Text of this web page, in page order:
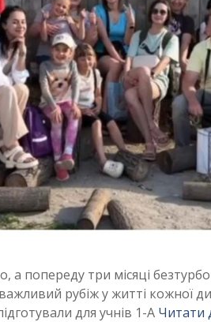
попереду три місяці
рубіж у житті кожної
для учнів 1-А Читати